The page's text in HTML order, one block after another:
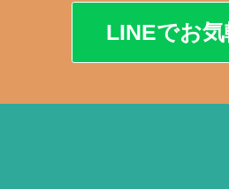
LINEでお